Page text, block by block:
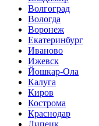
Волгоград
Вологда
Воронеж
Екатеринбург
Иваново
Ижевск
Йошкар-Ола
Калуга
Киров
Кострома
Краснодар
Липецк